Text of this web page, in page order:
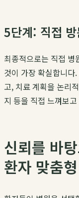
5단계: 직접
최종적으로는 직접 병
것이 가장 확실합니다
고, 치료 계획을 논리
지 등을 직접 느껴보
신뢰를 바
환자 맞춤